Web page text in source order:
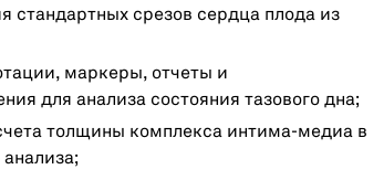
стандартных срезов сердца плода из
маркеры, отчеты и
для анализа состояния тазового дна;
толщины комплекса интима-медиа в